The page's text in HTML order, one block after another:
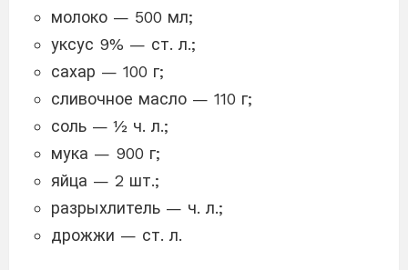
молоко — 500 мл;
уксус 9% — ст. л.;
сахар — 100 г;
сливочное масло — 110 г;
соль — ½ ч. л.;
мука — 900 г;
яйца — 2 шт.;
разрыхлитель — ч. л.;
дрожжи — ст. л.